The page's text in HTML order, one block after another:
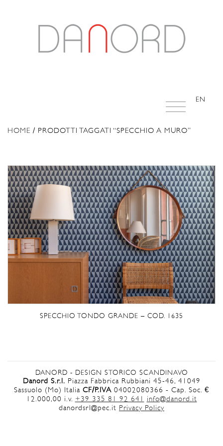
EN
HOME / PRODOTTI TAGGATI “SPECCHIO A MURO”
SPECCHIO TONDO GRANDE – COD. 1635
DANORD - DESIGN STORICO SCANDINAVO
Danord S.r.l. Piazza Fabbrica Rubbiani 45-46, 41049
Sassuolo (Mo) Italia CF/P.IVA 04002080366 - Cap. Soc. €
12.000,00 i.v. +39 335 81 92 641
info@danord.it
danordsrl@pec.it Privacy Policy